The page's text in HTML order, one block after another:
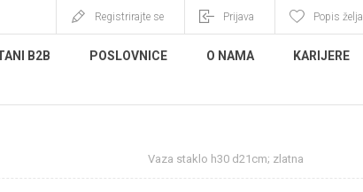
Registrirajte se Prijava Popis želja
B2B POSLOVNICE O NAMA KARIJERE
Vaza staklo h30 d21cm; zlatna